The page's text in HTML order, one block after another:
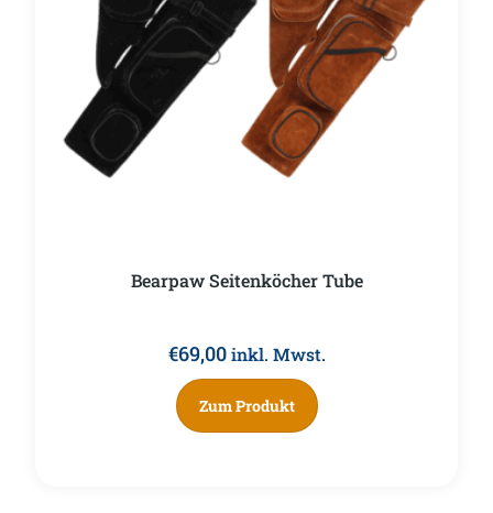
Bearpaw Seitenköcher Tube
€69,00 inkl. Mwst.
Zum Produkt